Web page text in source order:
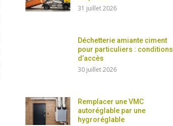
31 juillet 2026
Déchetterie amiante ciment
pour particuliers : conditions
d’accès
30 juillet 2026
Remplacer une VMC
autoréglable par une
hygroréglable